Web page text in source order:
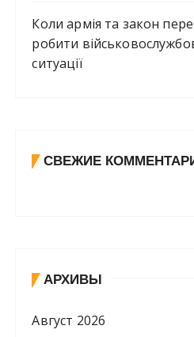
Коли армія та закон
робити
ситуації
СВЕЖИЕ
АРХИВЫ
Август 2026